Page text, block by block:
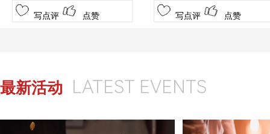
写点评 点赞 写点评 点赞
最新活动 LATEST EVENTS